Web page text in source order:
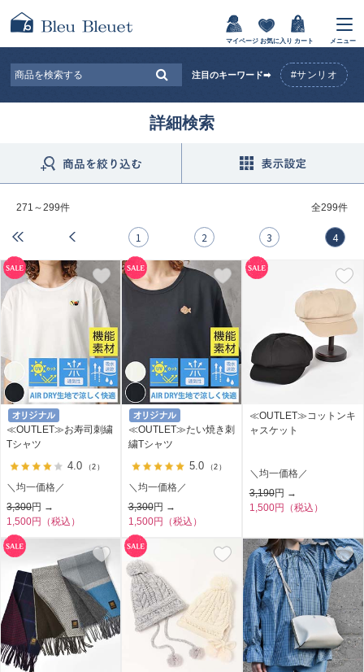
マイページ お気に入り カート メニュー
注目のキーワード➡ #サンリオ
詳細検索
271～299件 全299件
1 2 3 4
≪OUTLET≫お寿司刺繍
Tシャツ
4.0 （2）
＼均一価格／
3,300円 →
1,500円（税込）
≪OUTLET≫たい焼き刺
繍Tシャツ
5.0 （2）
＼均一価格／
3,300円 →
1,500円（税込）
≪OUTLET≫コットンキ
ャスケット
＼均一価格／
3,190円 →
1,500円（税込）